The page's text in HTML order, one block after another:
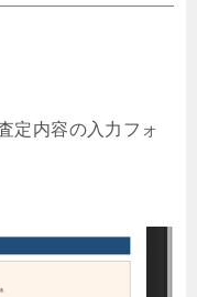
定内容の入力フォ